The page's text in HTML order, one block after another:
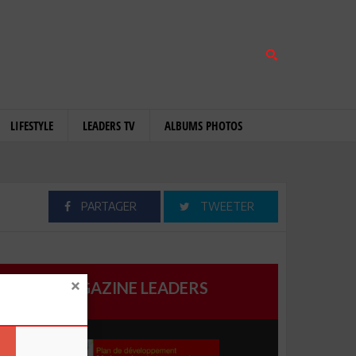
LIFESTYLE LEADERS TV ALBUMS PHOTOS
PARTAGER TWEETER
MAGAZINE LEADERS